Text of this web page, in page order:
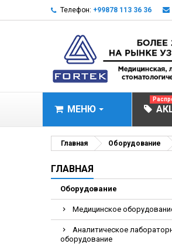
Телефон: +99878 113 36 36
МЕНЮ
Главная Оборудование
ГЛАВНАЯ
Оборудование
Медицинское
Аналитическое
оборудование